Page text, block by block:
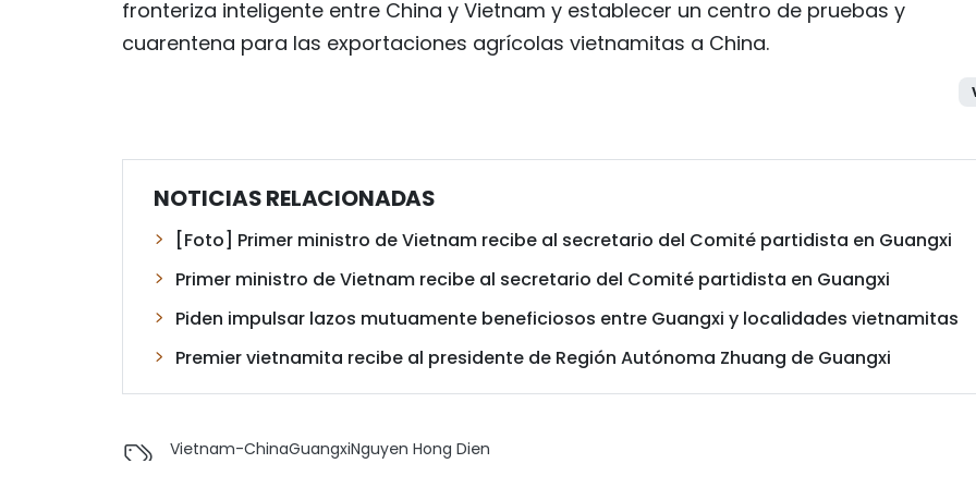
fronteriza inteligente entre China y Vietnam y establecer un centro de pruebas y
cuarentena para las exportaciones agrícolas vietnamitas a China.
NOTICIAS RELACIONADAS
[Foto] Primer ministro de Vietnam recibe al secretario del Comité partidista en Guangxi
Primer ministro de Vietnam recibe al secretario del Comité partidista en Guangxi
Piden impulsar lazos mutuamente beneficiosos entre Guangxi y localidades vietnamitas
Premier vietnamita recibe al presidente de Región Autónoma Zhuang de Guangxi
Vietnam-ChinaGuangxiNguyen Hong Dien